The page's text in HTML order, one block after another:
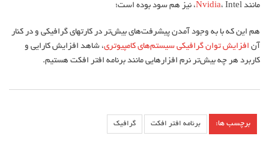
مانند
Nvidia، Intel، نیز هم سود بوده است؛
هم این که با به وجود آمدن پیشرفت‏‌های بیش‌‏تر در کارت‎های گرافیکی و در کنار
آن افزایش توان گرافیکی سیستم‏‌های کامپیوتری، شاهد افزایش کارایی و
کاربرد هر چه بیش‏‌تر نرم افزارهایی مانند برنامه افتر افکت هستیم.
برچسب ها: برنامه افتر افکت گرافیک